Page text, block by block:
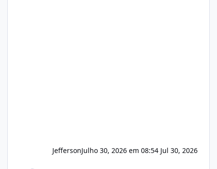
JeffersonJulho 30, 2026 em 08:54 Jul 30, 2026